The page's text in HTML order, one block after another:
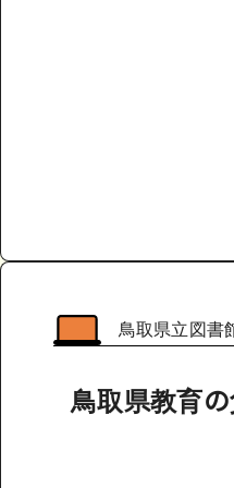
鳥取県立図書
鳥取県教育